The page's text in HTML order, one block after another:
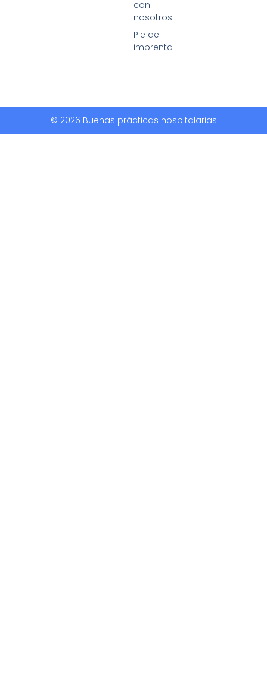
con
nosotros
Pie de
imprenta
© 2026 Buenas prácticas hospitalarias